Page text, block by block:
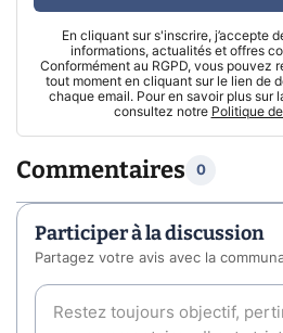
En cliquant sur s'inscrire, j’accepte
informations, actualités et offres
Conformément au RGPD, vous pouvez
tout moment en cliquant sur le lien de
chaque email. Pour en savoir plus sur
consultez notre Politique
Commentaires 0
Participer à la discussion
Partagez votre avis avec la